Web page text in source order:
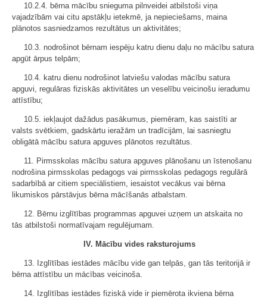
10.2.4. bērna mācību snieguma pilnveidei atbilstoši viņa
vajadzībām vai citu apstākļu ietekmē, ja nepieciešams, maina
plānotos sasniedzamos rezultātus un aktivitātes;
10.3. nodrošinot bērnam iespēju katru dienu daļu no mācību satura
apgūt ārpus telpām;
10.4. katru dienu nodrošinot latviešu valodas mācību satura
apguvi, regulāras fiziskās aktivitātes un veselību veicinošu ieradumu
attīstību;
10.5. iekļaujot dažādus pasākumus, piemēram, kas saistīti ar
valsts svētkiem, gadskārtu ieražām un tradīcijām, lai sasniegtu
obligātā mācību satura apguves plānotos rezultātus.
11. Pirmsskolas mācību satura apguves plānošanu un īstenošanu
nodrošina pirmsskolas pedagogs vai pirmsskolas pedagogs regulārā
sadarbībā ar citiem speciālistiem, iesaistot vecākus vai bērna
likumiskos pārstāvjus bērna mācīšanās atbalstam.
12. Bērnu izglītības programmas apguvei uzņem un atskaita no
tās atbilstoši normatīvajam regulējumam.
IV. Mācību vides raksturojums
13. Izglītības iestādes mācību vide gan telpās, gan tās teritorijā ir
bērna attīstību un mācības veicinoša.
14. Izglītības iestādes fiziskā vide ir piemērota ikviena bērna